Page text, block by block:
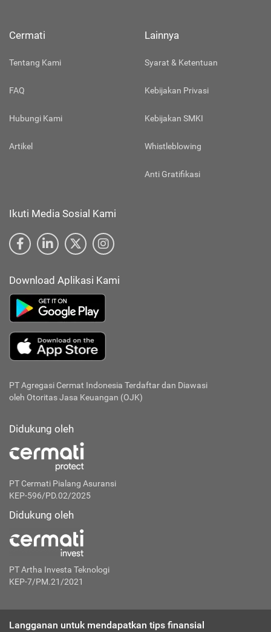
Cermati
Tentang Kami
FAQ
Hubungi Kami
Artikel
Lainnya
Syarat & Ketentuan
Kebijakan Privasi
Kebijakan SMKI
Whistleblowing
Anti Gratifikasi
Ikuti Media Sosial Kami
Download Aplikasi Kami
PT Agregasi Cermat Indonesia Terdaftar dan Diawasi
oleh Otoritas Jasa Keuangan (OJK)
Didukung oleh
PT Cermati Pialang Asuransi
KEP-596/PD.02/2025
Didukung oleh
PT Artha Investa Teknologi
KEP-7/PM.21/2021
Langganan untuk mendapatkan tips finansial